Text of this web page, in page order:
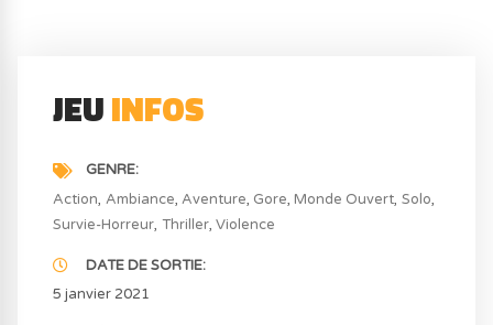
JEUINFOS
GENRE
Action Ambiance Aventure Gore Monde Ouvert Solo
Survie-Horreur Thriller Violence
DATE DE SORTIE
5 janvier 2021